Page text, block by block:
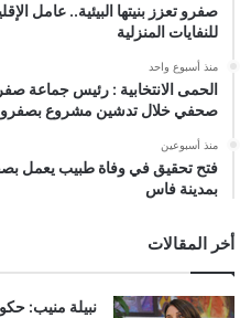
صفرو تعزز بنيتها البيئية.. عامل
للنفايات المنزلية
منذ أسبوع واحد
الحمى الانتخابية : رئيس جماعة
صحفي خلال تدشين مشروع بصفرو
منذ أسبوعين
فتح تحقيق في وفاة طبيب يعمل
بمدينة فاس
أخر المقالات
نبيلة منيب: